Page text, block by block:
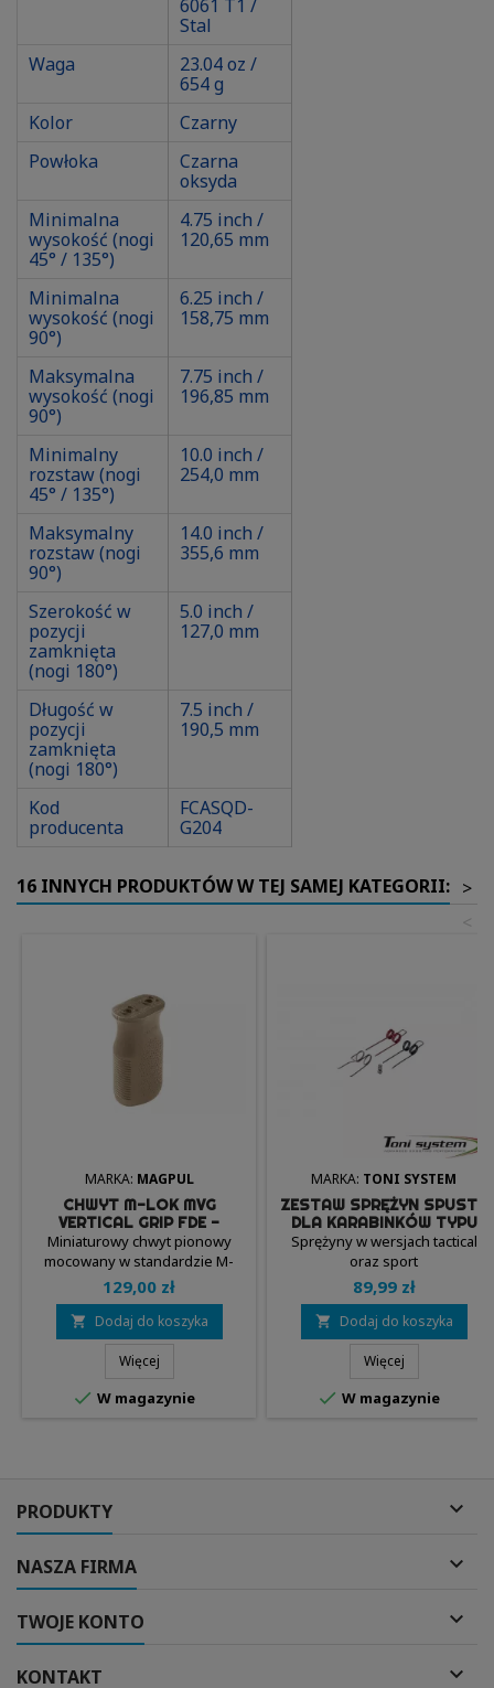
6061 T1 /
Stal
Waga
23.04 oz /
654 g
Kolor
Czarny
Powłoka
Czarna
oksyda
Minimalna
wysokość (nogi
45° / 135°)
4.75 inch /
120,65 mm
Minimalna
wysokość (nogi
90°)
6.25 inch /
158,75 mm
Maksymalna
wysokość (nogi
90°)
7.75 inch /
196,85 mm
Minimalny
rozstaw (nogi
45° / 135°)
10.0 inch /
254,0 mm
Maksymalny
rozstaw (nogi
90°)
14.0 inch /
355,6 mm
Szerokość w
pozycji
zamknięta
(nogi 180°)
5.0 inch /
127,0 mm
Długość w
pozycji
zamknięta
(nogi 180°)
7.5 inch /
190,5 mm
Kod
producenta
FCASQD-
G204
16 INNYCH PRODUKTÓW W TEJ SAMEJ KATEGORII: >
<
MARKA: MAGPUL
CHWYT M-LOK MVG
VERTICAL GRIP FDE -
MAGPUL
Miniaturowy chwyt pionowy
mocowany w standardzie M-
LOK.
129,00 zł
 Dodaj do koszyka
Więcej
 W magazynie
MARKA: TONI SYSTEM
ZESTAW SPRĘŻYN SPUSTU
DLA KARABINKÓW TYPU
AR15 - TONI SYSTEM
Sprężyny w wersjach tactical
oraz sport
89,99 zł
 Dodaj do koszyka
Więcej
 W magazynie
PRODUKTY 
NASZA FIRMA 
TWOJE KONTO 
KONTAKT 